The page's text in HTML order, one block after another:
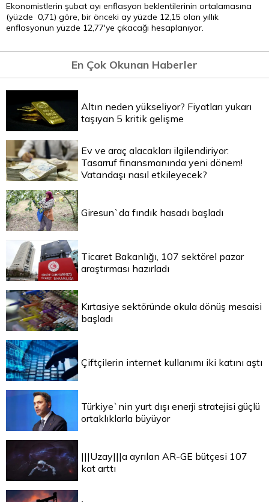
Ekonomistlerin şubat ayı enflasyon beklentilerinin ortalamasına
(yüzde 0,71) göre, bir önceki ay yüzde 12,15 olan yıllık
enflasyonun yüzde 12,77'ye çıkacağı hesaplanıyor.
En Çok Okunan Haberler
Altın neden yükseliyor? Fiyatları yukarı
taşıyan 5 kritik gelişme
Ev ve araç alacakları ilgilendiriyor:
Tasarruf finansmanında yeni dönem!
Vatandaşı nasıl etkileyecek?
Giresun`da fındık hasadı başladı
Ticaret Bakanlığı, 107 sektörel pazar
araştırması hazırladı
Kırtasiye sektöründe okula dönüş mesaisi
başladı
Çiftçilerin internet kullanımı iki katını aştı
Türkiye`nin yurt dışı enerji stratejisi güçlü
ortaklıklarla büyüyor
|||Uzay|||a ayrılan AR-GE bütçesi 107
kat arttı